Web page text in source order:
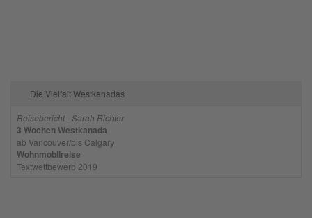
Die Vielfalt Westkanadas
Reisebericht - Sarah Richter
3 Wochen Westkanada
ab Vancouver/bis Calgary
Wohnmobilreise
Textwettbewerb 2019